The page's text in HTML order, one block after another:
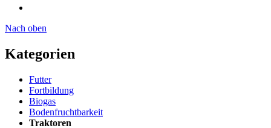
Nach oben
Kategorien
Futter
Fortbildung
Biogas
Bodenfruchtbarkeit
Traktoren